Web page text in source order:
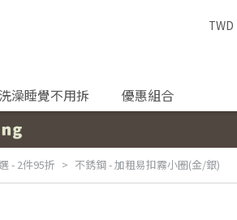
TWD
洗澡睡覺不用拆 優惠組合
- 2件95折 不銹鋼 - 加粗易扣霧小圈(金/銀)